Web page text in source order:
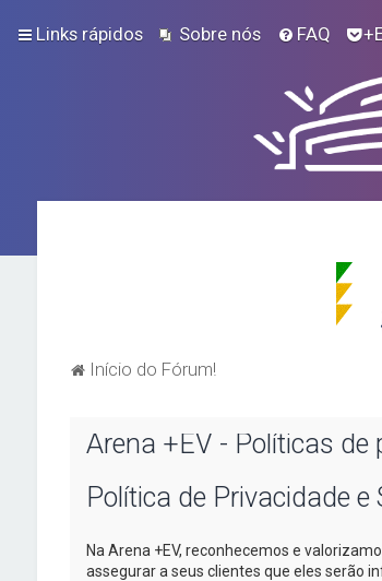
Links rápidos Sobre nós FAQ
Início do Fórum!
Arena +EV - Políticas de
Política de Privacidade e
Na Arena +EV, reconhecemos e
assegurar a seus clientes que eles serão